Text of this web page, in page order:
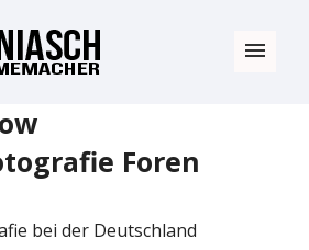
Foren
bei der Deutschland